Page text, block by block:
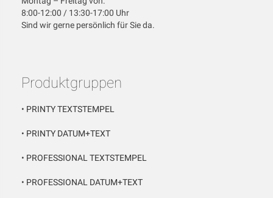
8:00-12:00 / 13:30-17:00 Uhr
Sind wir gerne persönlich für Sie da.
Produktgruppen
• PRINTY TEXTSTEMPEL
• PRINTY DATUM+TEXT
• PROFESSIONAL TEXTSTEMPEL
• PROFESSIONAL DATUM+TEXT